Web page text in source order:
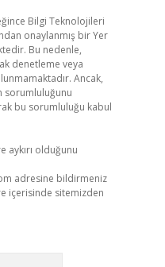
Bilgi Teknolojileri
onaylanmış bir Yer
Bu nedenle,
denetleme veya
Ancak,
sorumluluğunu
bu sorumluluğu kabul
aykırı olduğunu
adresine bildirmeniz
içerisinde sitemizden